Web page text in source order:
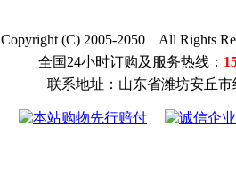
Copyright (C) 2005-2050 All Rights
全国24小时订购及服务热线：
联系地址：山东省潍坊安丘